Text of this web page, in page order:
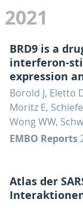
2021
BRD9 is a
interferon-
expression
Börold J, Eletto
Moritz E,
Wong WW,
EMBO Reports
Atlas der